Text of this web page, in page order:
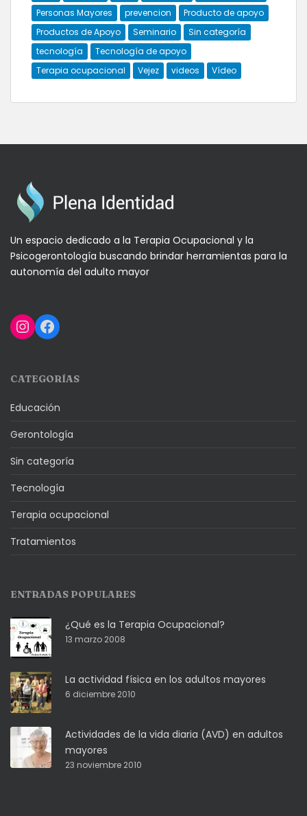
Personas Mayores
prevencion
Producto de apoyo
Productos de Apoyo
Seminario
Sin categoría
tecnología
Tecnología de apoyo
Terapia ocupacional
Vejez videos Vídeo
Un espacio dedicado a la Terapia Ocupacional y la
Psicogerontología buscando brindar herramientas para la
autonomía del adulto mayor
Instagram
Facebook
CATEGORÍAS
Educación
Gerontología
Sin categoría
Tecnología
Terapia ocupacional
Tratamientos
ENTRADAS POPULARES
¿Qué es la Terapia Ocupacional?
13 marzo 2008
La actividad física en los adultos mayores
6 diciembre 2010
Actividades de la vida diaria (AVD) en adultos
mayores
23 noviembre 2010